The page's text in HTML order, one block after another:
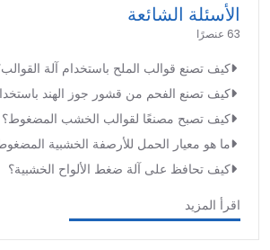
الأسئلة الشائعة
63 عنصرًا
كيف تصنع قوالب الملح باستخدام آلة
كيف تصنع الفحم من قشور جوز الهند
كيف تصبح مصنعًا لقوالب الخشب المضغوط؟
ما هو معيار الحمل للأرصفة الخشبية
كيف تحافظ على آلة ضغط الألواح الخشبية؟
اقرأ المزيد